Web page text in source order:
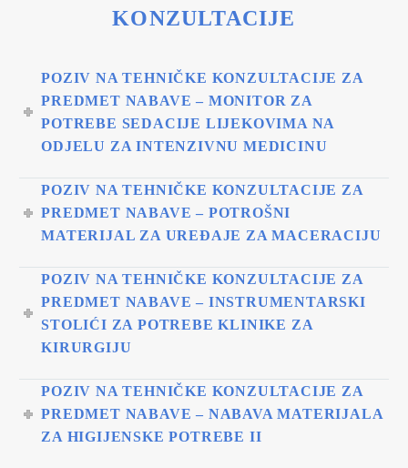
KONZULTACIJE
POZIV NA TEHNIČKE KONZULTACIJE ZA
PREDMET NABAVE – MONITOR ZA
POTREBE SEDACIJE LIJEKOVIMA NA
ODJELU ZA INTENZIVNU MEDICINU
POZIV NA TEHNIČKE KONZULTACIJE ZA
PREDMET NABAVE – POTROŠNI
MATERIJAL ZA UREĐAJE ZA MACERACIJU
POZIV NA TEHNIČKE KONZULTACIJE ZA
PREDMET NABAVE – INSTRUMENTARSKI
STOLIĆI ZA POTREBE KLINIKE ZA
KIRURGIJU
POZIV NA TEHNIČKE KONZULTACIJE ZA
PREDMET NABAVE – NABAVA MATERIJALA
ZA HIGIJENSKE POTREBE II